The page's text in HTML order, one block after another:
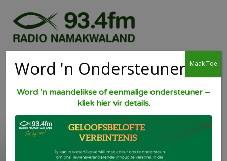
Goue-stroop Kluitjies
Word 'n Ondersteuner
Word ‘n maandelikse of eenmalige ondersteuner –
kliek hier vir details.
Maak Toe